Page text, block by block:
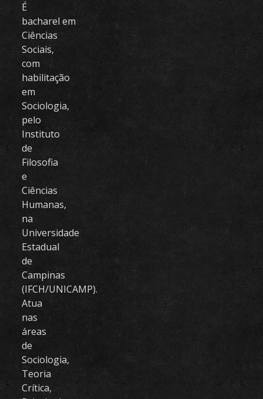
É
bacharel em
Ciências
Sociais,
com
habilitação
em
Sociologia,
pelo
Instituto
de
Filosofia
e
Ciências
Humanas,
na
Universidade
Estadual
de
Campinas
(IFCH/UNICAMP).
Atua
nas
áreas
de
Sociologia,
Teoria
Crítica,